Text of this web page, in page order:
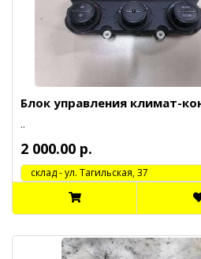
Блок управления климат-
..
2 000.00 р.
cклад - ул. Тагильская, 37